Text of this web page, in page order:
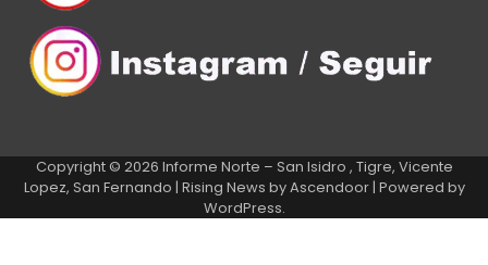
Copyright © 2026 Informe Norte – San Isidro , Tigre, Vicente
Lopez, San Fernando | Rising News byAscendoor| Powered by
WordPress.